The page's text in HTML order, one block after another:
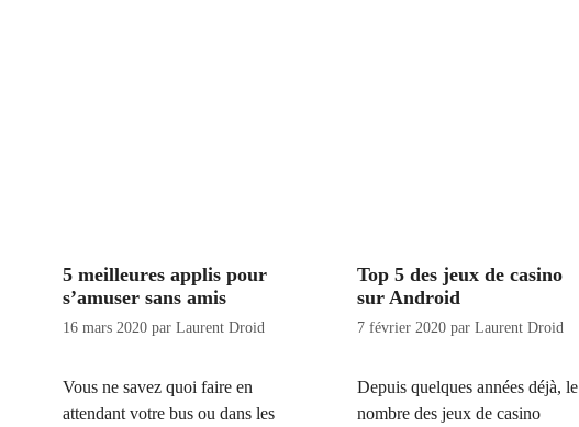
5 meilleures applis pour
s’amuser sans amis
16 mars 2020 par Laurent Droid
Vous ne savez quoi faire en
attendant votre bus ou dans les
Top 5 des jeux de casino
sur Android
7 février 2020 parLaurent Droid
Depuis quelques années déjà, le
nombre des jeux de casino